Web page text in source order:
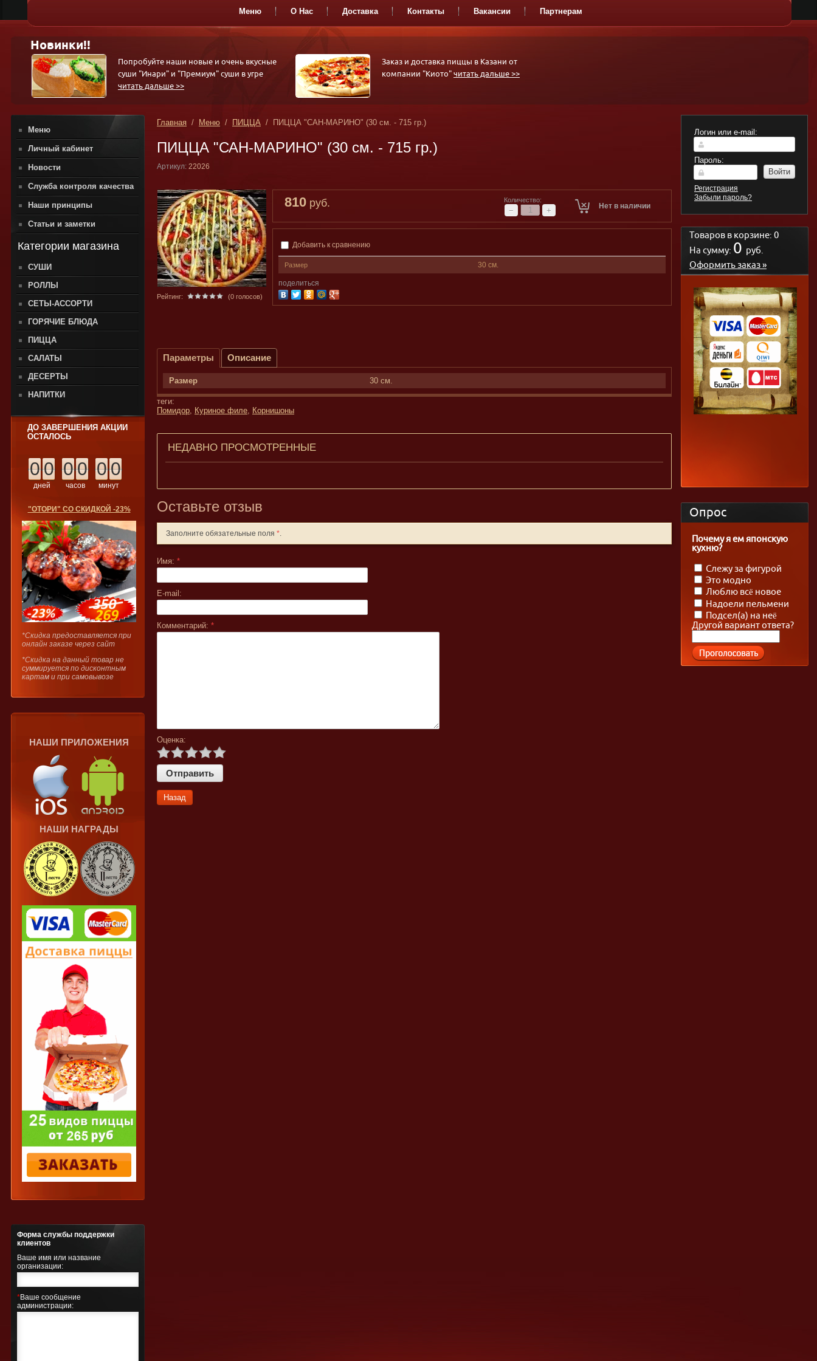
ПИЦЦА РОЛЛЫСЕТЫ-
АССОРТИ
САЛАТЫГОРЯЧИЕДЕСЕРТЫ
Меню О Нас Доставка Контакты Вакансии Партнерам
Новинки!!
Попробуйте наши новые и очень вкусные
суши "Инари" и "Премиум" суши в угре
читать дальше >>
Заказ и доставка пиццы в Казани от
компании "Киото" читать дальше >>
Меню
Личный кабинет
Новости
Служба контроля качества
Наши принципы
Статьи и заметки
Категории магазина
СУШИ
РОЛЛЫ
СЕТЫ-АССОРТИ
ГОРЯЧИЕ БЛЮДА
ПИЦЦА
САЛАТЫ
ДЕСЕРТЫ
НАПИТКИ
ДО ЗАВЕРШЕНИЯ АКЦИИ
ОСТАЛОСЬ
00
дней
00
часов
00
минут
"ОТОРИ" СО СКИДКОЙ -23%
*Скидка предоставляется при
онлайн заказе через сайт
*Скидка на данный товар не
суммируется по дисконтным
картам и при самовывозе
НАШИ ПРИЛОЖЕНИЯ
НАШИ НАГРАДЫ
Форма службы поддержки
клиентов
Ваше имя или название
организации:
*Ваше сообщение
администрации:
Главная / Меню / ПИЦЦА / ПИЦЦА "САН-МАРИНО" (30 см. - 715 гр.)
ПИЦЦА "САН-МАРИНО" (30 см. - 715 гр.)
Артикул: 22026
Рейтинг: (0 голосов)
810 руб. Количество:
− + Нет в наличии
Добавить к сравнению
Размер 30 см.
поделиться
Параметры Описание
Размер 30 см.
теги:
Помидор, Куриное филе, Корнишоны
НЕДАВНО ПРОСМОТРЕННЫЕ
Оставьте отзыв
Заполните обязательные поля *.
Имя: *
E-mail:
Комментарий: *
Оценка:
Назад
Логин или e-mail:
Пароль:
Войти
Регистрация
Забыли пароль?
Товаров в корзине: 0
На сумму: 0 руб.
Оформить заказ »
Опрос
Почему я ем японскую
кухню?
Слежу за фигурой
Это модно
Люблю всё новое
Надоели пельмени
Подсел(а) на неё
Другой вариант ответа?